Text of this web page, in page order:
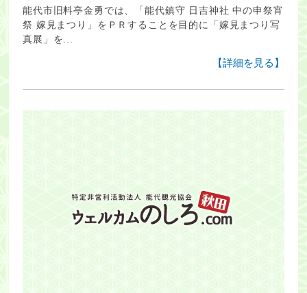
能代市旧料亭金勇では、「能代鎮守 日吉神社 中の申祭宵
祭 嫁見まつり」をＰＲすることを目的に「嫁見まつり写
真展」を...
【詳細を見る】